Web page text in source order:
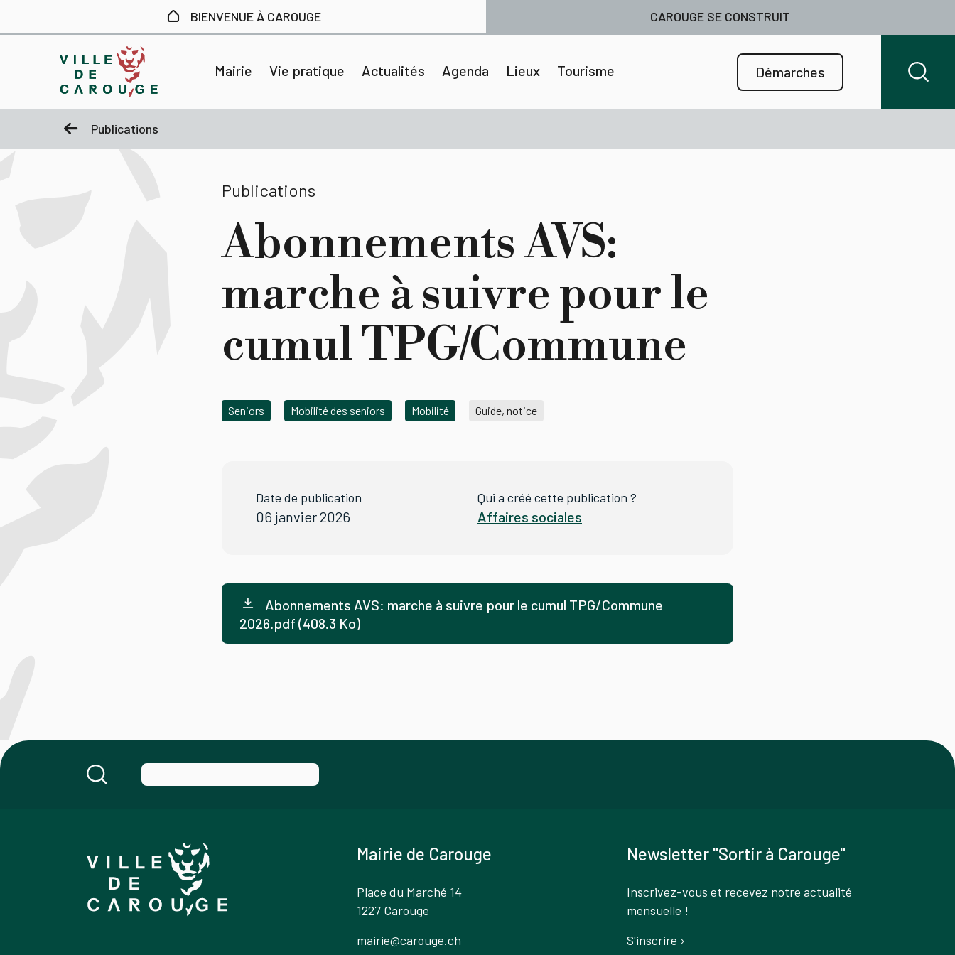
BIENVENUE À CAROUGE CAROUGE SE CONSTRUIT
Mairie Vie pratique Actualités Agenda Lieux Tourisme Démarches
Publications
Publications
Abonnements AVS:
marche à suivre pour le
cumul TPG/Commune
Seniors Mobilité des seniors Mobilité Guide, notice
Date de publication
06 janvier 2026
Qui a créé cette publication ?
Affaires sociales
Abonnements AVS: marche à suivre pour le cumul TPG/Commune
2026.pdf (408.3 Ko)
Mairie de Carouge
Place du Marché 14
1227 Carouge
mairie@carouge.ch
Newsletter "Sortir à Carouge"
Inscrivez-vous et recevez notre actualité
mensuelle !
S'inscrire ›